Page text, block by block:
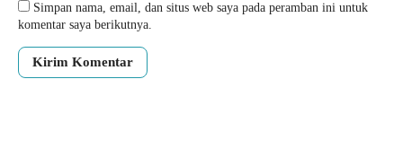
Simpan nama, email, dan situs web saya pada peramban ini untuk
komentar saya berikutnya.